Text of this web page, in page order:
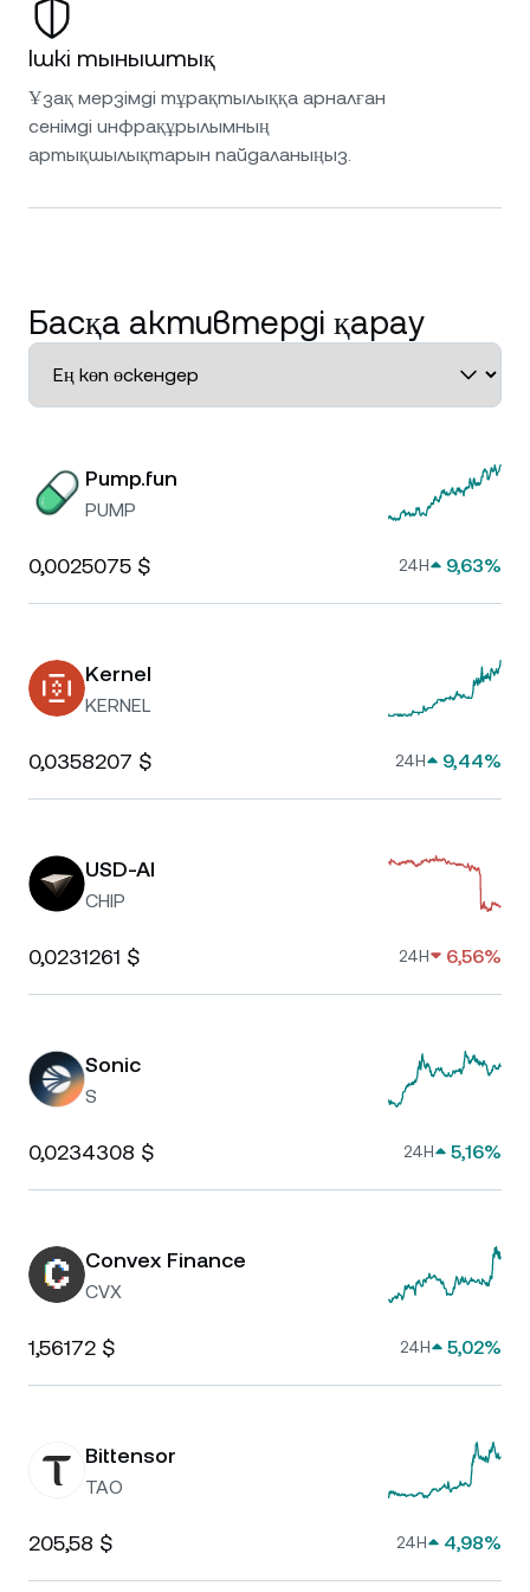
Ішкі тыныштық
Ұзақ мерзімді тұрақтылыққа арналған
сенімді инфрақұрылымның
артықшылықтарын пайдаланыңыз.
Басқа активтерді қарау
Pump.fun
PUMP
0,0025075 $ 24H 9,63%
Kernel
KERNEL
0,0358207 $ 24H 9,44%
USD-AI
CHIP
0,0231261 $ 24H 6,56%
Sonic
S
0,0234308 $ 24H 5,16%
Convex Finance
CVX
1,56172 $ 24H 5,02%
Bittensor
TAO
205,58 $ 24H 4,98%